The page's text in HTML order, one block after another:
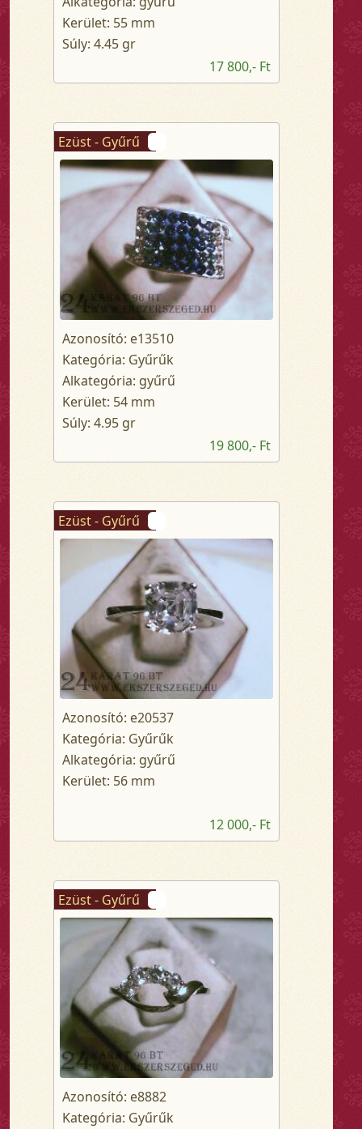
Kerület: 55 mm
Súly: 4.45 gr
17 800,- Ft
Ezüst - Gyűrű
Azonosító: e13510
Kategória: Gyűrűk
Alkategória: gyűrű
Kerület: 54 mm
Súly: 4.95 gr
19 800,- Ft
Ezüst - Gyűrű
Azonosító: e20537
Kategória: Gyűrűk
Alkategória: gyűrű
Kerület: 56 mm
12 000,- Ft
Ezüst - Gyűrű
Azonosító: e8882
Kategória: Gyűrűk